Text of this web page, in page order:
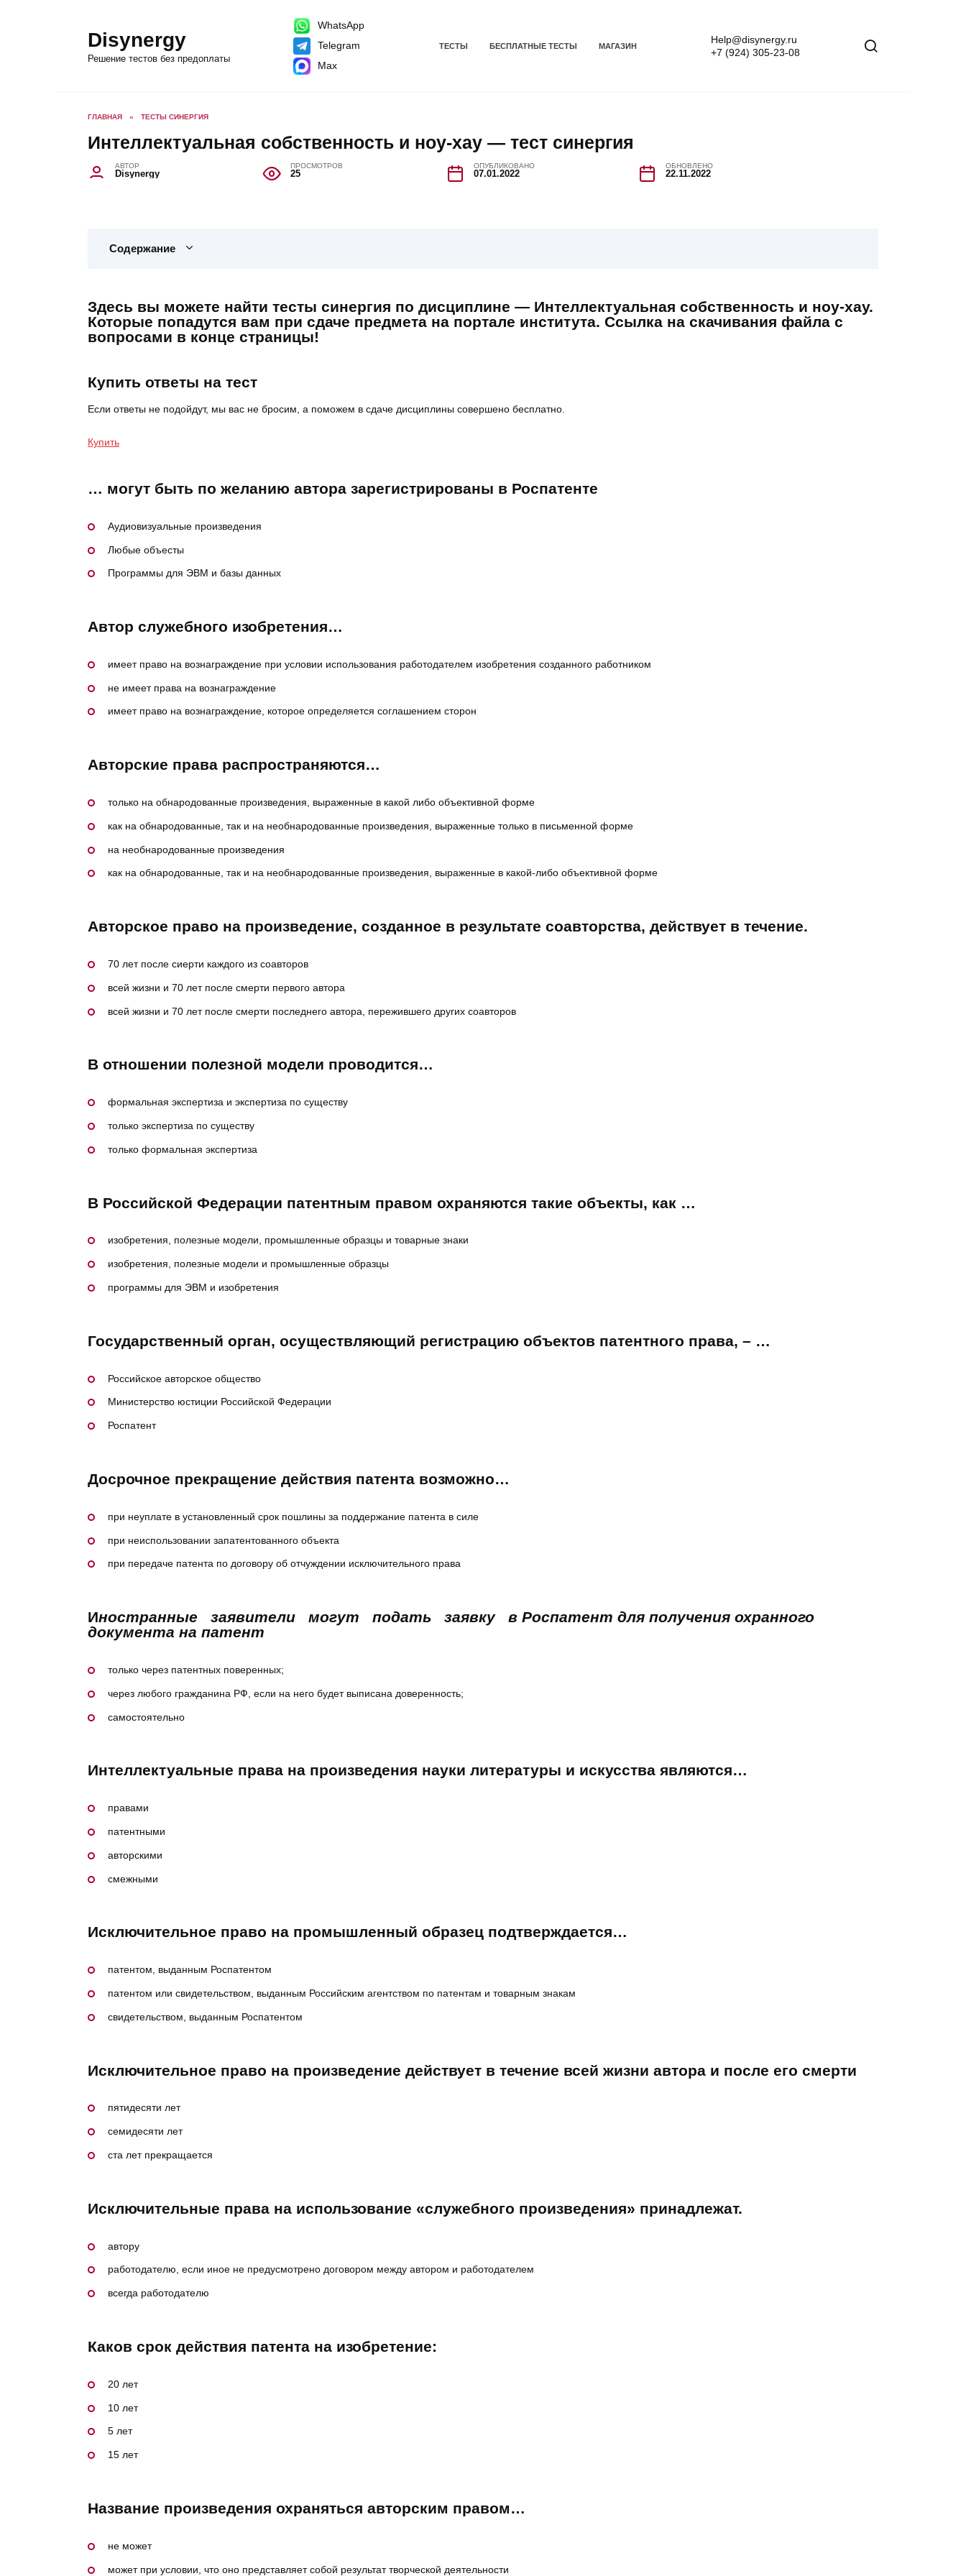
Disynergy
Решение тестов без предоплаты
WhatsApp
Telegram
Max
ТЕСТЫ БЕСПЛАТНЫЕ ТЕСТЫ МАГАЗИН
Help@disynergy.ru
+7 (924) 305-23-08
ГЛАВНАЯ » ТЕСТЫ СИНЕРГИЯ
Интеллектуальная собственность и ноу-хау — тест синергия
АВТОР
Disynergy
ПРОСМОТРОВ
25
ОПУБЛИКОВАНО
07.01.2022
ОБНОВЛЕНО
22.11.2022
Содержание
Здесь вы можете найти тесты синергия по дисциплине — Интеллектуальная собственность и ноу-хау.
Которые попадутся вам при сдаче предмета на портале института. Ссылка на скачивания файла с
вопросами в конце страницы!
Купить ответы на тест
Если ответы не подойдут, мы вас не бросим, а поможем в сдаче дисциплины совершено бесплатно.
Купить
… могут быть по желанию автора зарегистрированы в Роспатенте
Аудиовизуальные произведения
Любые объесты
Программы для ЭВМ и базы данных
Автор служебного изобретения…
имеет право на вознаграждение при условии использования работодателем изобретения созданного работником
не имеет права на вознаграждение
имеет право на вознаграждение, которое определяется соглашением сторон
Авторские права распространяются…
только на обнародованные произведения, выраженные в какой либо объективной форме
как на обнародованные, так и на необнародованные произведения, выраженные только в письменной форме
на необнародованные произведения
как на обнародованные, так и на необнародованные произведения, выраженные в какой-либо объективной форме
Авторское право на произведение, созданное в результате соавторства, действует в течение.
70 лет после сиерти каждого из соавторов
всей жизни и 70 лет после смерти первого автора
всей жизни и 70 лет после смерти последнего автора, пережившего других соавторов
В отношении полезной модели проводится…
формальная экспертиза и экспертиза по существу
только экспертиза по существу
только формальная экспертиза
В Российской Федерации патентным правом охраняются такие объекты, как …
изобретения, полезные модели, промышленные образцы и товарные знаки
изобретения, полезные модели и промышленные образцы
программы для ЭВМ и изобретения
Государственный орган, осуществляющий регистрацию объектов патентного права, – …
Российское авторское общество
Министерство юстиции Российской Федерации
Роспатент
Досрочное прекращение действия патента возможно…
при неуплате в установленный срок пошлины за поддержание патента в силе
при неиспользовании запатентованного объекта
при передаче патента по договору об отчуждении исключительного права
Иностранные заявители могут подать заявку в Роспатент для получения охранного
документа на патент
только через патентных поверенных;
через любого гражданина РФ, если на него будет выписана доверенность;
самостоятельно
Интеллектуальные права на произведения науки литературы и искусства являются…
правами
патентными
авторскими
смежными
Исключительное право на промышленный образец подтверждается…
патентом, выданным Роспатентом
патентом или свидетельством, выданным Российским агентством по патентам и товарным знакам
свидетельством, выданным Роспатентом
Исключительное право на произведение действует в течение всей жизни автора и после его смерти
пятидесяти лет
семидесяти лет
ста лет прекращается
Исключительные права на использование «служебного произведения» принадлежат.
автору
работодателю, если иное не предусмотрено договором между автором и работодателем
всегда работодателю
Каков срок действия патента на изобретение:
20 лет
10 лет
5 лет
15 лет
Название произведения охраняться авторским правом…
не может
может при условии, что оно представляет собой результат творческой деятельности